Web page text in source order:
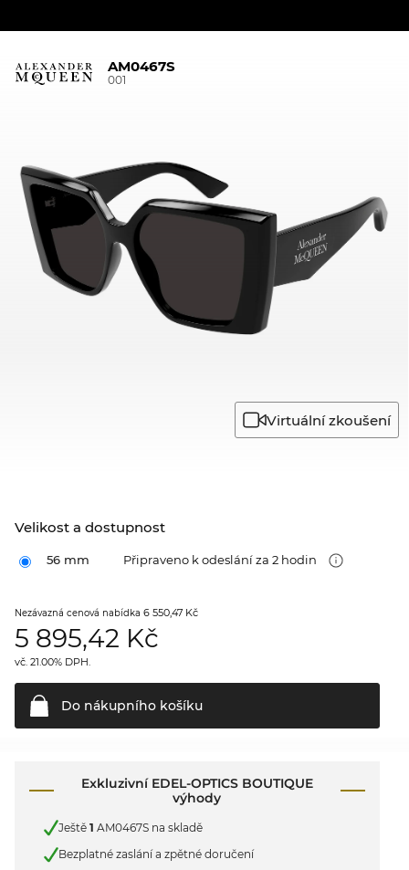
AM0467S
001
Virtuální zkoušení
Velikost a dostupnost
56 mm Připraveno k odeslání za 2 hodin
Nezávazná cenová nabídka 6 550,47 Kč
5 895,42 Kč
vč. 21.00% DPH.
Do nákupního košíku
Exkluzivní EDEL-OPTICS BOUTIQUE
výhody
Ještě 1 AM0467S na skladě
Bezplatné zaslání a zpětné doručení